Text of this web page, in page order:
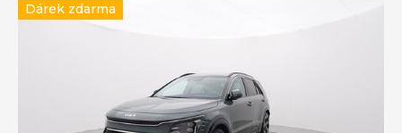
Dárek zdarma